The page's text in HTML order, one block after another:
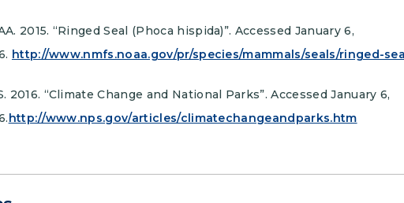
2015. “Ringed Seal (Phoca hispida)”. Accessed January 6,
http://www.nmfs.noaa.gov/pr/species/mammals/seals/ringed-
2016. “Climate Change and National Parks”. Accessed January 6,
http://www.nps.gov/articles/climatechangeandparks.htm